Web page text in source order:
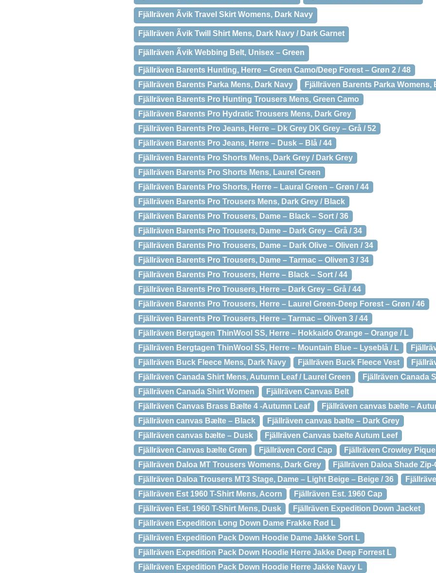
Fjällräven Ãvik Travel Skirt Womens, Dark Navy
Fjällräven Ãvik Twill Shirt Mens, Dark Navy / Dark Garnet
Fjällräven Ãvik Webbing Belt, Unisex – Green
Fjällräven Barents Hunting, Herre – Green Camo/Deep Forest – Grøn 2 / 48
Fjällräven Barents Parka Mens, Dark Navy
Fjällräven Barents Parka Womens,
Fjällräven Barents Pro Hunting Trousers Mens, Green Camo
Fjällräven Barents Pro Hydratic Trousers Mens, Dark Grey
Fjällräven Barents Pro Jeans, Herre – Dk Grey DK Grey – Grå / 52
Fjällräven Barents Pro Jeans, Herre – Dusk – Blå / 44
Fjällräven Barents Pro Shorts Mens, Dark Grey / Dark Grey
Fjällräven Barents Pro Shorts Mens, Laurel Green
Fjällräven Barents Pro Shorts, Herre – Laural Green – Grøn / 44
Fjällräven Barents Pro Trousers Mens, Dark Grey / Black
Fjällräven Barents Pro Trousers, Dame – Black – Sort / 36
Fjällräven Barents Pro Trousers, Dame – Dark Grey – Grå / 34
Fjällräven Barents Pro Trousers, Dame – Dark Olive – Oliven / 34
Fjällräven Barents Pro Trousers, Dame – Tarmac – Oliven 3 / 34
Fjällräven Barents Pro Trousers, Herre – Black – Sort / 44
Fjällräven Barents Pro Trousers, Herre – Dark Grey – Grå / 44
Fjällräven Barents Pro Trousers, Herre – Laurel Green-Deep Forest – Grøn / 46
Fjällräven Barents Pro Trousers, Herre – Tarmac – Oliven 3 / 44
Fjällräven Bergtagen ThinWool SS, Herre – Hokkaido Orange – Orange / L
Fjällräven Bergtagen ThinWool SS, Herre – Mountain Blue – Lyseblå / L
Fjällräven Buck Fleece Mens, Dark Navy
Fjällräven Buck Fleece Vest
Fjällräven Canada Shirt Mens, Autumn Leaf / Laurel Green
Fjällräven Canada
Fjällräven Canada Shirt Women
Fjällräven Canvas Belt
Fjällräven Canvas Brass Bælte 4 -Autumn Leaf
Fjällräven canvas bælte –
Fjällräven canvas Bælte – Black
Fjällräven canvas bælte – Dark Grey
Fjällräven canvas bælte – Dusk
Fjällräven Canvas bælte Autum Leef
Fjällräven Canvas bælte Grøn
Fjällräven Cord Cap
Fjällräven Crowley
Fjällräven Daloa MT Trousers Womens, Dark Grey
Fjällräven Daloa Shade
Fjällräven Daloa Trousers MT3 Stage, Dame – Light Beige – Beige / 36
Fjällräven Est 1960 T-Shirt Mens, Acorn
Fjällräven Est. 1960 Cap
Fjällräven Est. 1960 T-Shirt Mens, Dusk
Fjällräven Expedition Down Jacket
Fjällräven Expedition Long Down Dame Frakke Rød L
Fjällräven Expedition Pack Down Hoodie Dame Jakke Sort L
Fjällräven Expedition Pack Down Hoodie Herre Jakke Deep Forrest L
Fjällräven Expedition Pack Down Hoodie Herre Jakke Navy L